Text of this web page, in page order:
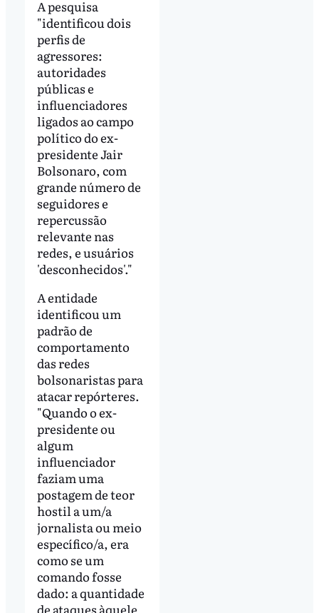
A pesquisa
"identificou dois
perfis de
agressores:
autoridades
públicas e
influenciadores
ligados ao campo
político do ex-
presidente Jair
Bolsonaro, com
grande número de
seguidores e
repercussão
relevante nas
redes, e usuários
'desconhecidos'."
A entidade
identificou um
padrão de
comportamento
das redes
bolsonaristas para
atacar repórteres.
"Quando o ex-
presidente ou
algum
influenciador
faziam uma
postagem de teor
hostil a um/a
jornalista ou meio
específico/a, era
como se um
comando fosse
dado: a quantidade
de ataques àquele